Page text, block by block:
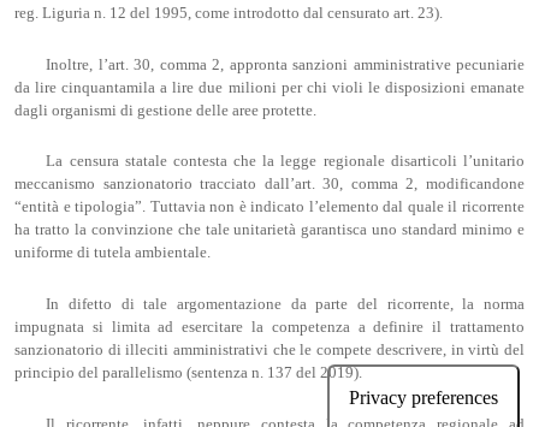
reg. Liguria n. 12 del 1995, come introdotto dal censurato art. 23).
Inoltre, l’art. 30, comma 2, appronta sanzioni amministrative pecuniarie
da lire cinquantamila a lire due milioni per chi violi le disposizioni emanate
dagli organismi di gestione delle aree protette.
La censura statale contesta che la legge regionale disarticoli l’unitario
meccanismo sanzionatorio tracciato dall’art. 30, comma 2, modificandone
“entità e tipologia”. Tuttavia non è indicato l’elemento dal quale il ricorrente
ha tratto la convinzione che tale unitarietà garantisca uno standard minimo e
uniforme di tutela ambientale.
In difetto di tale argomentazione da parte del ricorrente, la norma
impugnata si limita ad esercitare la competenza a definire il trattamento
sanzionatorio di illeciti amministrativi che le compete descrivere, in virtù del
principio del parallelismo (sentenza n. 137 del 2019).